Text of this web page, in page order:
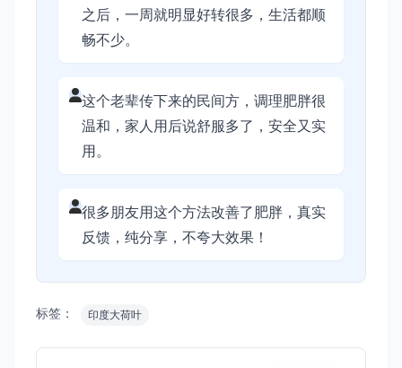
之后，一周就明显好转很多，生活都顺
畅不少。
这个老辈传下来的民间方，调理肥胖很
温和，家人用后说舒服多了，安全又实
用。
很多朋友用这个方法改善了肥胖，真实
反馈，纯分享，不夸大效果！
标签： 印度大荷叶